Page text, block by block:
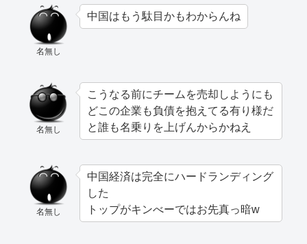
名無し
中国はもう駄目かもわからんね
名無し
こうなる前にチームを売却しようにも
どこの企業も負債を抱えてる有り様だ
と誰も名乗りを上げんからかねえ
名無し
中国経済は完全にハードランディング
した
トップがキンべーではお先真っ暗w